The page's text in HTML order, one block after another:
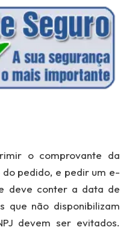
o comprovante da
pedido, e pedir um e-
deve conter a data de
que não disponibilizam
devem ser evitados.